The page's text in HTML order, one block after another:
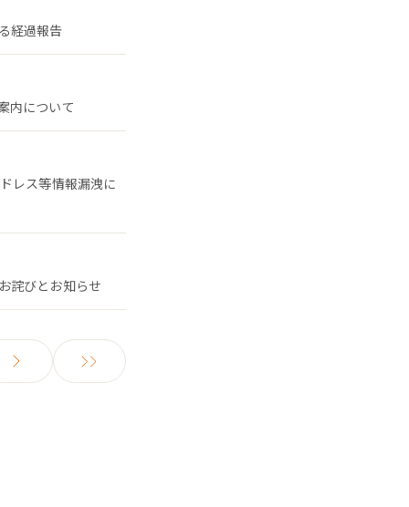
経過報告
内について
レス等情報漏洩に
詫びとお知らせ